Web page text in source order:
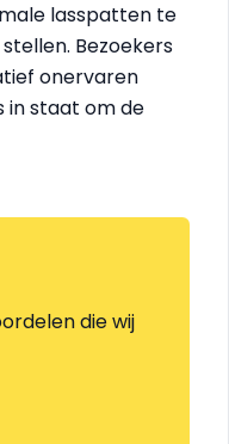
lasspatten te
Bezoekers
onervaren
in staat om de
die wij